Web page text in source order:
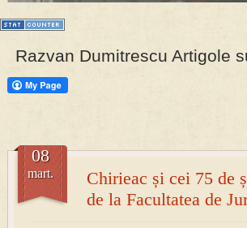
PRESA
Permise pentru vânătoarea de porci în
Razvan Dumitrescu Artigole
Chirieac și cei 75 de
de la Facultatea de
08
mart.